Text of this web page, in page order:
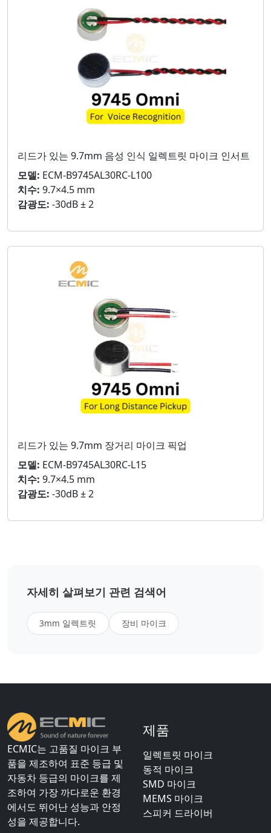
리드가 있는 9.7mm 음성 인식 일렉트릿 마이크 인서트
모델: ECM-B9745AL30RC-L100
치수: 9.7×4.5 mm
감광도: -30dB ± 2
리드가 있는 9.7mm 장거리 마이크 픽업
모델: ECM-B9745AL30RC-L15
치수: 9.7×4.5 mm
감광도: -30dB ± 2
자세히 살펴보기 관련 검색어
3mm 일렉트릿 장비 마이크
ECMIC는 고품질 마이크 부
품을 제조하여 표준 등급 및
자동차 등급의 마이크를 제
조하여 가장 까다로운 환경
에서도 뛰어난 성능과 안정
성을 제공합니다.
제품
일렉트릿 마이크
동적 마이크
SMD 마이크
MEMS 마이크
스피커 드라이버